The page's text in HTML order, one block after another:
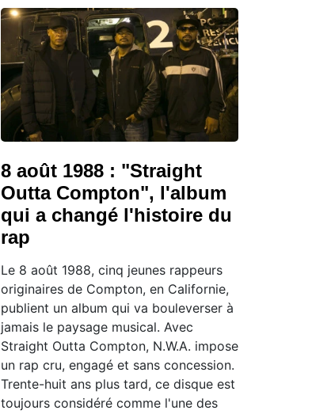
8 août 1988 : "Straight
Outta Compton", l'album
qui a changé l'histoire du
rap
Le 8 août 1988, cinq jeunes rappeurs
originaires de Compton, en Californie,
publient un album qui va bouleverser à
jamais le paysage musical. Avec
Straight Outta Compton, N.W.A. impose
un rap cru, engagé et sans concession.
Trente-huit ans plus tard, ce disque est
toujours considéré comme l'une des